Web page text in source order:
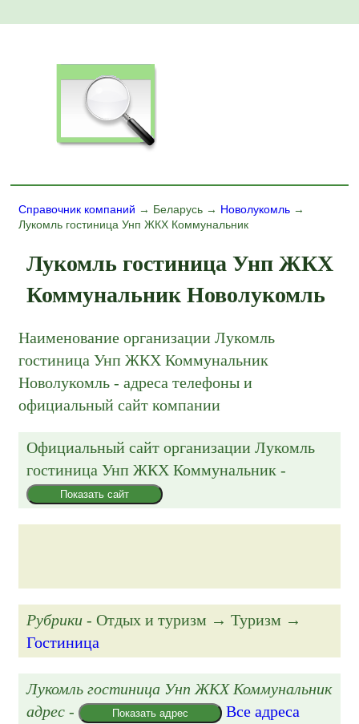
Справочник компаний → Беларусь → Новолукомль →
Лукомль гостиница Унп ЖКХ Коммунальник
Лукомль гостиница Унп ЖКХ
Коммунальник Новолукомль
Наименование организации Лукомль
гостиница Унп ЖКХ Коммунальник
Новолукомль - адреса телефоны и
официальный сайт компании
Официальный сайт организацииЛукомль
гостиница Унп ЖКХ Коммунальник -
Показать сайт
Рубрики - Отдых и туризм → Туризм →
Гостиница
Лукомль гостиница Унп ЖКХ Коммунальник
адрес - Показать адрес
Все адреса